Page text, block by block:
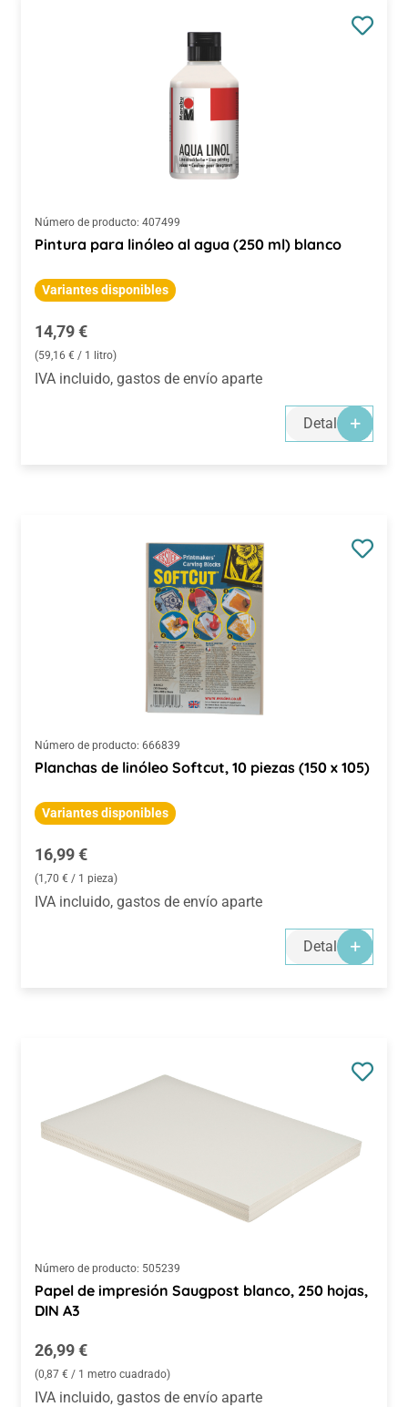
Número de producto: 407499
Pintura para linóleo al agua (250 ml) blanco
Variantes disponibles
Precio normal:
14,79 €
(59,16 € / 1 litro)
IVA incluido, gastos de envío aparte
Detalles
Número de producto: 666839
Planchas de linóleo Softcut, 10 piezas (150 x 105)
Variantes disponibles
Precio normal:
16,99 €
(1,70 € / 1 pieza)
IVA incluido, gastos de envío aparte
Detalles
Número de producto: 505239
Papel de impresión Saugpost blanco, 250 hojas,
DIN A3
Precio normal:
26,99 €
(0,87 € / 1 metro cuadrado)
IVA incluido, gastos de envío aparte